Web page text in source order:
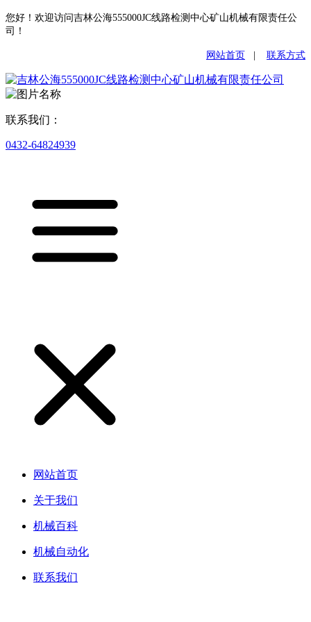
您好！欢迎访问吉林公海555000JC线路检测中心矿山机械有限责任公
司！
网站首页 联系方式
联系我们：
0432-64824939
网站首页
关于我们
机械百科
机械自动化
联系我们